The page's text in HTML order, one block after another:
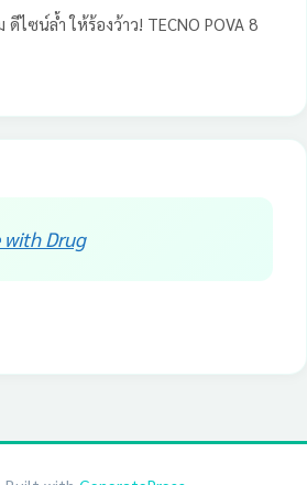
ดีไซน์ล้ำ ให้ร้องว้าว! TECNO POVA 8
Drug